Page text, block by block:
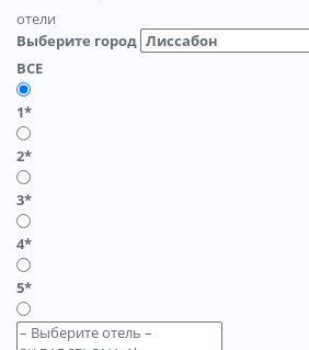
отели
Выберите город
ВСЕ
1*
2*
3*
4*
5*